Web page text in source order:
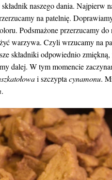
naszego dania. Najpierw
na patelnię.
Podsmażone przerzucamy
warzywa. Czyli wrzucamy na
składniki odpowiednio
dalej. W tym momencie
i szczypta cynamonu.
.